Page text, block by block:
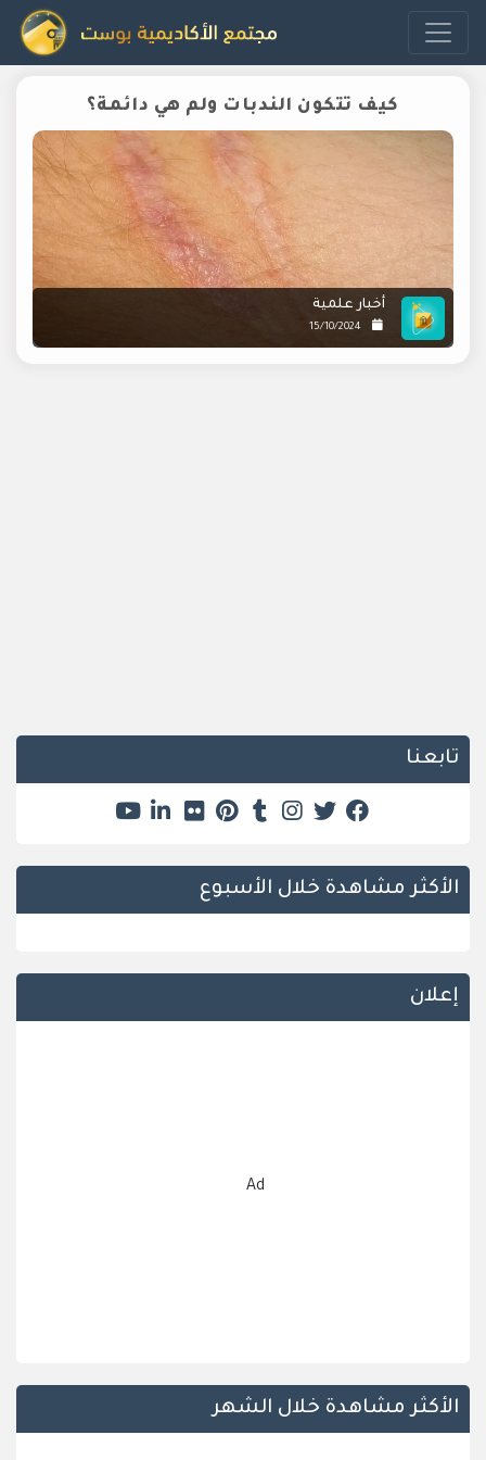
كيف تتكون الندبات ولم هي دائمة؟
أخبار علمية
15/10/2024
تابعنا
الأكثر مشاهدة خلال الأسبوع
إعلان
Ad
الأكثر مشاهدة خلال الشهر